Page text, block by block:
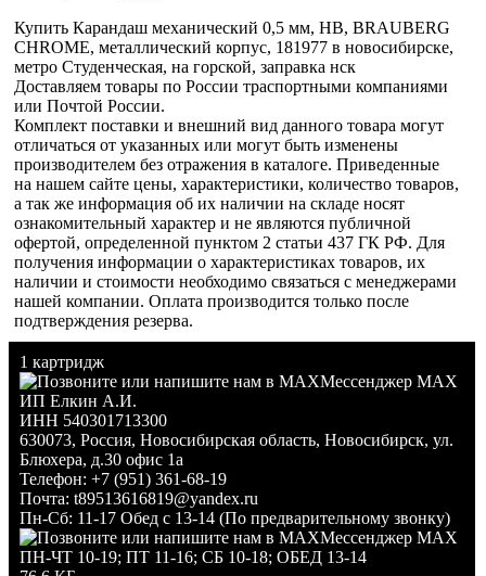
Купить Карандаш механический 0,5 мм, HB, BRAUBERG
CHROME, металлический корпус, 181977 в новосибирске,
метро Студенческая, на горской, заправка нск
Доставляем товары по России траспортными компаниями
или Почтой России.
Комплект поставки и внешний вид данного товара могут
отличаться от указанных или могут быть изменены
производителем без отражения в каталоге. Приведенные
на нашем сайте цены, характеристики, количество товаров,
а так же информация об их наличии на складе носят
ознакомительный характер и не являются публичной
офертой, определенной пунктом 2 статьи 437 ГК РФ. Для
получения информации о характеристиках товаров, их
наличии и стоимости необходимо связаться с менеджерами
нашей компании. Оплата производится только после
подтверждения резерва.
1 картридж
Мессенджер MAX
ИП Елкин А.И.
ИНН 540301713300
630073, Россия, Новосибирская область, Новосибирск, ул.
Блюхера, д.30 офис 1а
Телефон: +7 (951) 361-68-19
Почта: t89513616819@yandex.ru
Пн-Сб: 11-17 Обед с 13-14 (По предварительному звонку)
Мессенджер MAX
ПН-ЧТ 10-19; ПТ 11-16; СБ 10-18; ОБЕД 13-14